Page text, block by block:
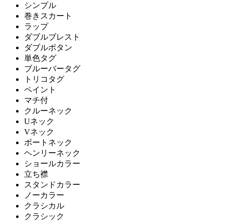
シンプル
巻きスカート
ラップ
ダブルブレスト
ダブルボタン
単色タグ
ブルーバータグ
トリコタグ
ペイント
マチ付
クルーネック
Uネック
Vネック
ボートネック
ヘンリーネック
ショールカラー
立ち襟
スタンドカラー
ノーカラー
クラシカル
クラシック